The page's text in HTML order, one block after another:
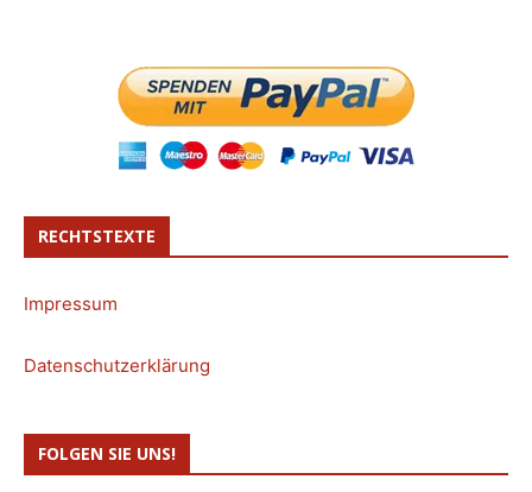
RECHTSTEXTE
Impressum
Datenschutzerklärung
FOLGEN SIE UNS!